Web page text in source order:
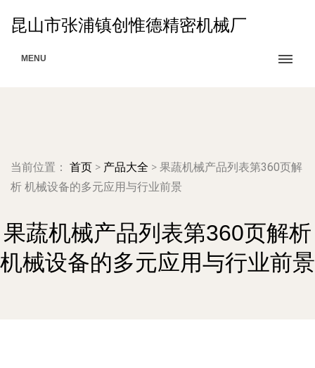
昆山市张浦镇创惟德精密机械厂
MENU
当前位置： 首页 > 产品大全 > 果蔬机械产品列表第360页解
析 机械设备的多元应用与行业前景
果蔬机械产品列表第360页解析
机械设备的多元应用与行业前景